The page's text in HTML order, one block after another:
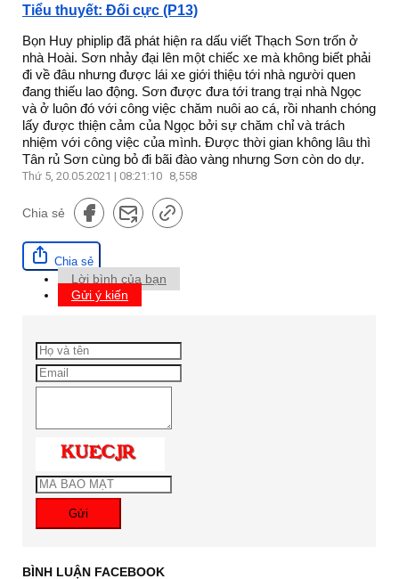
Tiểu thuyết: Đối cực (P13)
Bọn Huy phiplip đã phát hiện ra dấu viết Thạch Sơn trốn ở
nhà Hoài. Sơn nhảy đại lên một chiếc xe mà không biết phải
đi về đâu nhưng được lái xe giới thiệu tới nhà người quen
đang thiếu lao động. Sơn được đưa tới trang trại nhà Ngọc
và ở luôn đó với công việc chăm nuôi ao cá, rồi nhanh chóng
lấy được thiện cảm của Ngọc bởi sự chăm chỉ và trách
nhiệm với công việc của mình. Được thời gian không lâu thì
Tân rủ Sơn cùng bỏ đi bãi đào vàng nhưng Sơn còn do dự.
Thứ 5, 20.05.2021 | 08:21:10 8,558
Chia sẻ
Chia sẻ
Lời bình của bạn
Gửi ý kiến
Gửi
BÌNH LUẬN FACEBOOK